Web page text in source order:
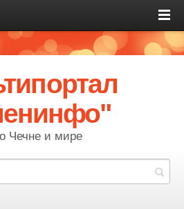
Чечне и мире